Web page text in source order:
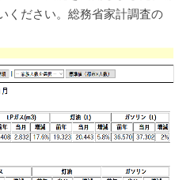
ください。総務省家計調査の